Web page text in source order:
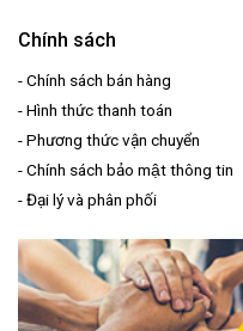
Chính sách
-Chính sách bán hàng
-Hình thức thanh toán
-Phương thức vận chuyển
-Chính sách bảo mật thông tin
-Đại lý và phân phối